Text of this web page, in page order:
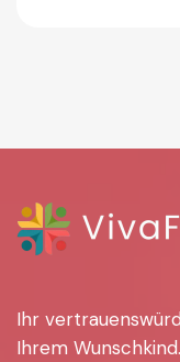
Ihr
Ihrem Wunschkind.